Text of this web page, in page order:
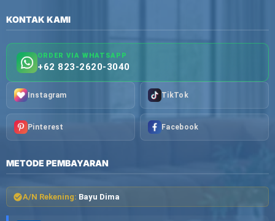
KONTAK KAMI
ORDER VIA WHATSAPP
+62 823-2620-3040
Instagram TikTok
Pinterest Facebook
METODE PEMBAYARAN
A/N Rekening: Bayu Dima